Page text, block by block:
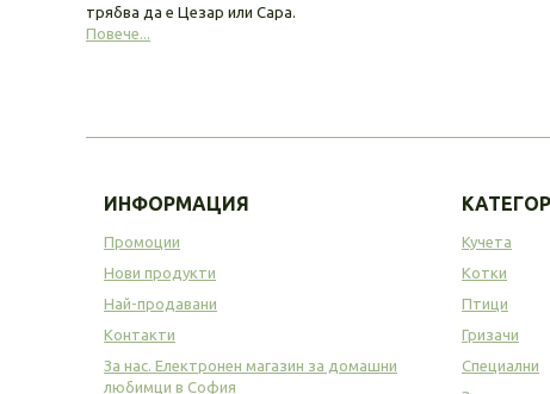
трябва да е Цезар или Сара.
Повече...
ИНФОРМАЦИЯ
Промоции
Нови продукти
Най-продавани
Контакти
За нас. Електронен магазин за домашни
любимци в София
Кучета
Котки
Птици
Гризачи
Специални